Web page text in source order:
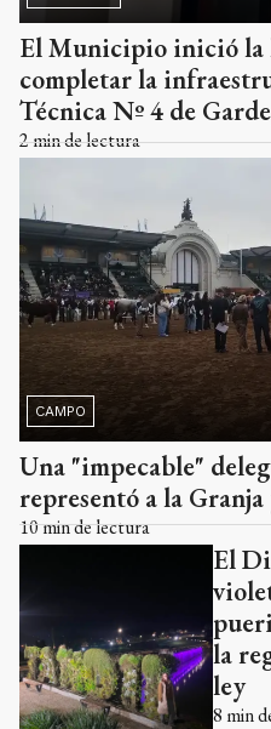
El Municipio inició
completar la
Técnica Nº 4 de
2min de lectura
CAMPO
Una "impecable"
representó a la
10min de lectura
El
la
ley
8 min